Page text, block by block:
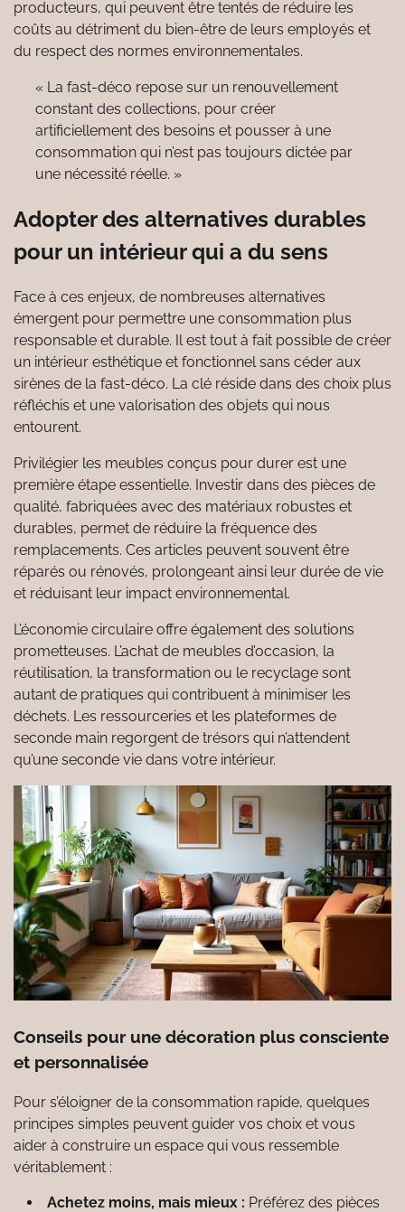
producteurs, qui peuvent être tentés de réduire les
coûts au détriment du bien-être de leurs employés et
du respect des normes environnementales.
« La fast-déco repose sur un renouvellement
constant des collections, pour créer
artificiellement des besoins et pousser à une
consommation qui n’est pas toujours dictée par
une nécessité réelle. »
Adopter des alternatives durables
pour un intérieur qui a du sens
Face à ces enjeux, de nombreuses alternatives
émergent pour permettre une consommation plus
responsable et durable. Il est tout à fait possible de créer
un intérieur esthétique et fonctionnel sans céder aux
sirènes de la fast-déco. La clé réside dans des choix plus
réfléchis et une valorisation des objets qui nous
entourent.
Privilégier les meubles conçus pour durer est une
première étape essentielle. Investir dans des pièces de
qualité, fabriquées avec des matériaux robustes et
durables, permet de réduire la fréquence des
remplacements. Ces articles peuvent souvent être
réparés ou rénovés, prolongeant ainsi leur durée de vie
et réduisant leur impact environnemental.
L’économie circulaire offre également des solutions
prometteuses. L’achat de meubles d’occasion, la
réutilisation, la transformation ou le recyclage sont
autant de pratiques qui contribuent à minimiser les
déchets. Les ressourceries et les plateformes de
seconde main regorgent de trésors qui n’attendent
qu’une seconde vie dans votre intérieur.
Conseils pour une décoration plus consciente
et personnalisée
Pour s’éloigner de la consommation rapide, quelques
principes simples peuvent guider vos choix et vous
aider à construire un espace qui vous ressemble
véritablement :
Achetez moins, mais mieux : Préférez des pièces